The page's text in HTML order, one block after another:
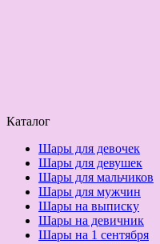
Каталог
Шары для девочек
Шары для девушек
Шары для мальчиков
Шары для мужчин
Шары на выписку
Шары на девичник
Шары на 1 сентября